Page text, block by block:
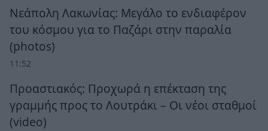
Νεάπολη Λακωνίας: Μεγάλο το ενδιαφέρον
του κόσμου για το Παζάρι στην παραλία
(photos)
11:52
Προαστιακός: Προχωρά η επέκταση της
γραμμής προς το Λουτράκι – Οι νέοι σταθμοί
(video)